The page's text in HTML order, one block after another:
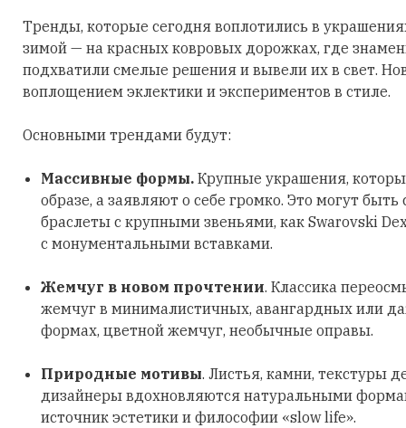
Тренды, которые сегодня воплотились в
зимой — на красных ковровых дорожках, где
подхватили смелые решения и вывели их в свет.
воплощением эклектики и экспериментов в стиле.
Основными трендами будут:
Массивные формы. Крупные украшения,
образе, а заявляют о себе громко. Это могут быть
браслеты с крупными звеньями, как Swarovski
с монументальными вставками.
Жемчуг в новом прочтении. Классика
жемчуг в минималистичных, авангардных или
формах, цветной жемчуг, необычные оправы.
Природные мотивы. Листья, камни, текстуры
дизайнеры вдохновляются натуральными
источник эстетики и философии «slow life».